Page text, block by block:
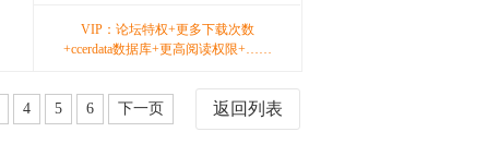
VIP：论坛特权+更多下载次数
+ccerdata数据库+更高阅读权限+……
返回列表
4 5 6 下一页